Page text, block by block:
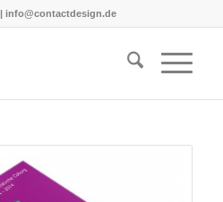
|info@contactdesign.de